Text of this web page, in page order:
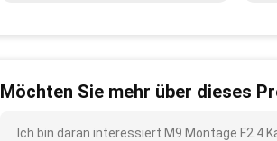
Möchten Sie mehr über dieses
Ich bin daran interessiert M9 Montage F2.4